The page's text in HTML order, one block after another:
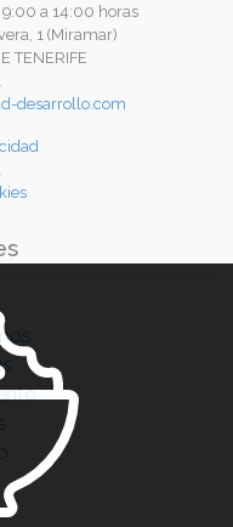
9:00 a 14:00 horas
1 (Miramar)
TENERIFE
desarrollo.com